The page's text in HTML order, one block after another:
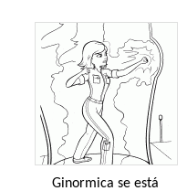
Ginormica se está